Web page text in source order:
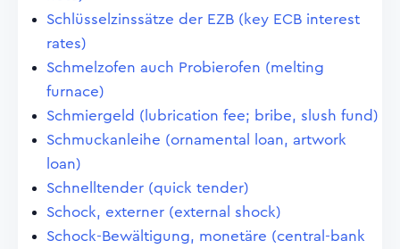
Schlüsselzinssätze der EZB (key ECB interest
rates)
Schmelzofen auch Probierofen (melting
furnace)
Schmiergeld (lubrication fee; bribe, slush fund)
Schmuckanleihe (ornamental loan, artwork
loan)
Schnelltender (quick tender)
Schock, externer (external shock)
Schock-Bewältigung, monetäre (central-bank